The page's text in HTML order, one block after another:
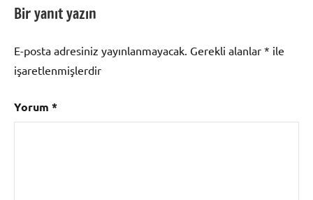
Ehliyet
Randevu
Kimlik
Randevu,
Pasaport
Randevu
Bir yanıt yazın
E-posta adresiniz yayınlanmayacak. Gerekli alanlar * ile
işaretlenmişlerdir
Yorum *